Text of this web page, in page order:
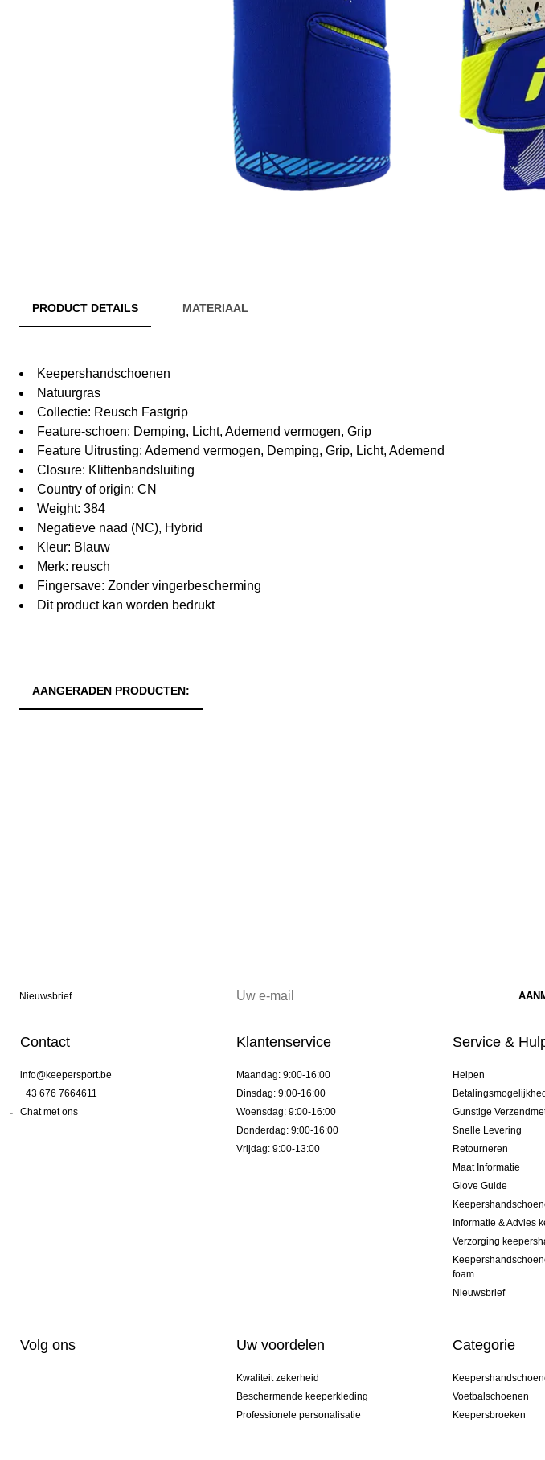
PRODUCT DETAILS MATERIAAL
Keepershandschoenen
Natuurgras
Collectie: Reusch Fastgrip
Feature-schoen: Demping, Licht, Ademend vermogen, Grip
Feature Uitrusting: Ademend vermogen, Demping, Grip, Licht, Ademend
Closure: Klittenbandsluiting
Country of origin: CN
Weight: 384
Negatieve naad (NC), Hybrid
Kleur: Blauw
Merk: reusch
Fingersave: Zonder vingerbescherming
Dit product kan worden bedrukt
AANGERADEN PRODUCTEN:
Nieuwsbrief
Contact
info@keepersport.be
+43 676 7664611
Chat met ons
Klantenservice
Maandag: 9:00-16:00
Dinsdag: 9:00-16:00
Woensdag: 9:00-16:00
Donderdag: 9:00-16:00
Vrijdag: 9:00-13:00
Service &
Helpen
Gunstige
Snelle Levering
Retourneren
Maat Informatie
Glove Guide
Informatie & Advies
Verzorging
foam
Nieuwsbrief
Volg ons Uw voordelen
Kwaliteit zekerheid
Beschermende keeperkleding
Professionele personalisatie
Categorie
Voetbalschoenen
Keepersbroeken